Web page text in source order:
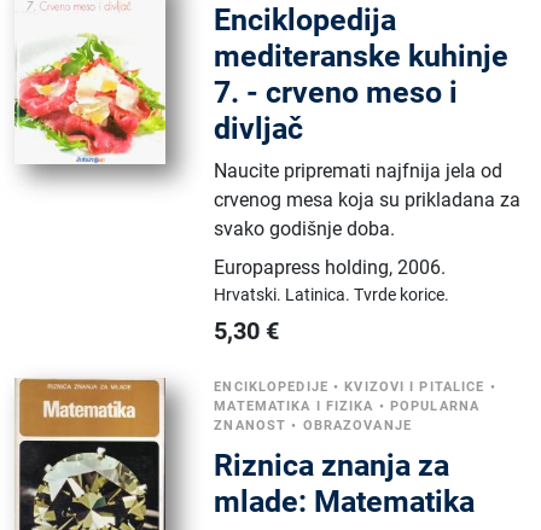
Enciklopedija
mediteranske kuhinje
7. - crveno meso i
divljač
Naucite pripremati najfnija jela od
crvenog mesa koja su prikladana za
svako godišnje doba.
Europapress holding,2006.
Hrvatski. Latinica.Tvrde korice.
5,30 €
ENCIKLOPEDIJE •KVIZOVI I PITALICE •
MATEMATIKA I FIZIKA • POPULARNA
ZNANOST • OBRAZOVANJE
Riznica znanja za
mlade: Matematika